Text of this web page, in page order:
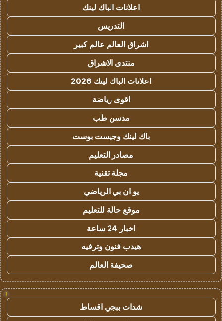
اعلانات الباك لينك
التدريس
اشراق العالم عالم كبير
منتدى الاشراق
اعلانات الباك لينك 2026
اقوى رياضة
مدسن طب
باك لينك وجيست بوست
مصادر التعليم
مجلة تقنية
يو ان بي الرياضي
موقع حالة للتعليم
اخبار 24 ساعة
هيدب فنون وترفيه
صحيفة العالم
!
شدات ببجي اقساط